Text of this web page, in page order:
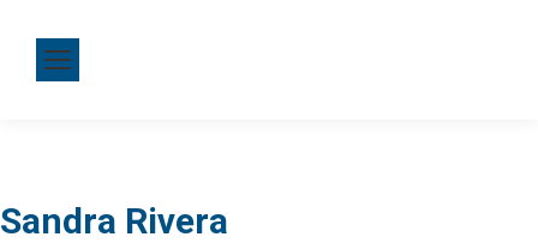
Sandra Rivera